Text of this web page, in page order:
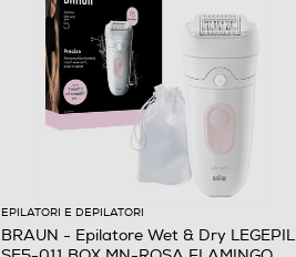
EPILATORI E DEPILATORI
BRAUN - Epilatore Wet & Dry LEGEPIL